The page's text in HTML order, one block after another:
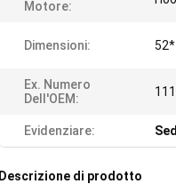
Motore:
Dimensioni:
Ex. Numero
Dell'OEM:
Evidenziare:
Descrizione di prodotto